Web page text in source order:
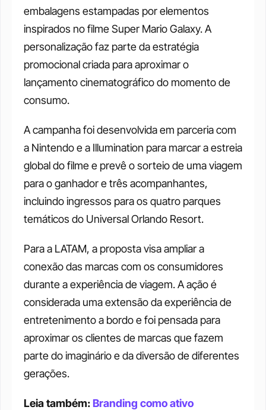
embalagens estampadas por elementos
inspirados no filme Super Mario Galaxy. A
personalização faz parte da estratégia
promocional criada para aproximar o
lançamento cinematográfico do momento de
consumo.
A campanha foi desenvolvida em parceria com
a Nintendo e a Illumination para marcar a estreia
global do filme e prevê o sorteio de uma viagem
para o ganhador e três acompanhantes,
incluindo ingressos para os quatro parques
temáticos do Universal Orlando Resort.
Para a LATAM, a proposta visa ampliar a
conexão das marcas com os consumidores
durante a experiência de viagem. A ação é
considerada uma extensão da experiência de
entretenimento a bordo e foi pensada para
aproximar os clientes de marcas que fazem
parte do imaginário e da diversão de diferentes
gerações.
Leia também: Branding como ativo